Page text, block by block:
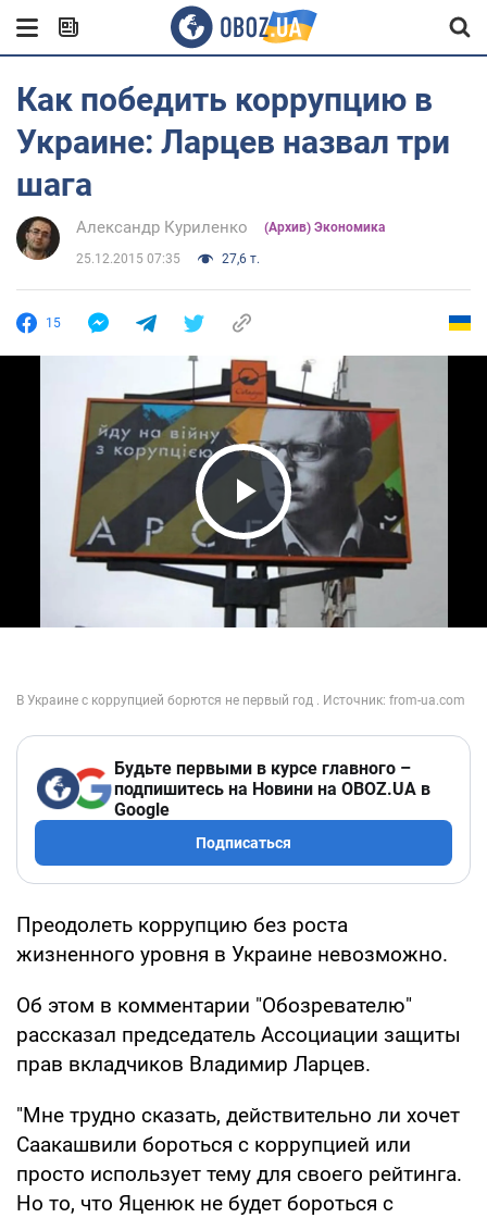
Как победить коррупцию в
Украине: Ларцев назвал три
шага
Александр Куриленко (Архив) Экономика
25.12.2015 07:35 27,6 т.
15
Play Video
Будьте первыми в курсе главного –
подпишитесь на Новини на OBOZ.UA в
Google
Подписаться
Преодолеть коррупцию без роста
жизненного уровня в Украине невозможно.
Об этом в комментарии "Обозревателю"
рассказал председатель Ассоциации защиты
прав вкладчиков Владимир Ларцев.
"Мне трудно сказать, действительно ли хочет
Саакашвили бороться с коррупцией или
просто использует тему для своего рейтинга.
Но то, что Яценюк не будет бороться с